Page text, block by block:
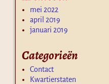
mei 2022
april 2019
januari 2019
Categorieën
Contact
Kwartierstaten